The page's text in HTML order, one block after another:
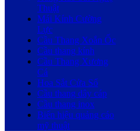
Thuật
Mái Kính Cường
Lực
Cầu Thang Xoắn Ốc
Cầu thang kính
Cầu Thang Xương
Cá
Hoa Sắt Cửa Sổ
Cầu thang dây cáp
Cầu thang inox
Biển hiệu quảng cáo
mỹ thuật